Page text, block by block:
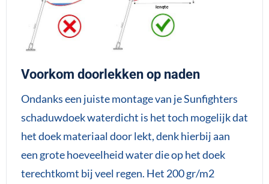
Voorkom doorlekken op naden
Ondanks een juiste montage van je Sunfighters
schaduwdoek waterdicht is het toch mogelijk dat
het doek materiaal door lekt, denk hierbij aan
een grote hoeveelheid water die op het doek
terechtkomt bij veel regen. Het 200 gr/m2